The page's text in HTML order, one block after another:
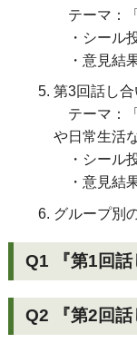
テーマ：
・シール
・意見結
第3回話し合
テーマ：
や日常生活
・シール
・意見結
グループ別
Q1 『第1回
Q2 『第2回